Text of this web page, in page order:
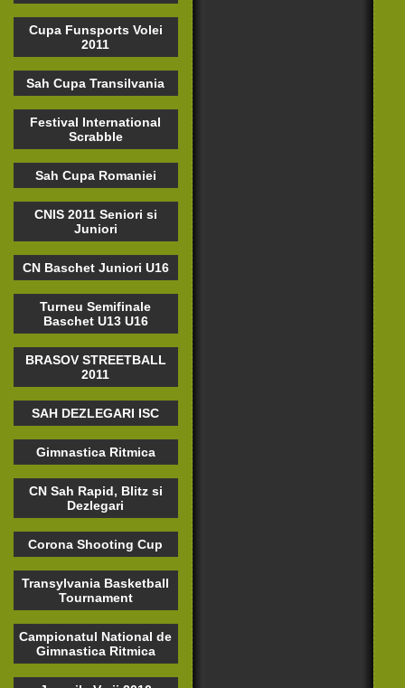
Cupa Funsports Volei
2011
Sah Cupa Transilvania
Festival International
Scrabble
Sah Cupa Romaniei
CNIS 2011 Seniori si
Juniori
CN Baschet Juniori U16
Turneu Semifinale
Baschet U13 U16
BRASOV STREETBALL
2011
SAH DEZLEGARI ISC
Gimnastica Ritmica
CN Sah Rapid, Blitz si
Dezlegari
Corona Shooting Cup
Transylvania Basketball
Tournament
Campionatul National de
Gimnastica Ritmica